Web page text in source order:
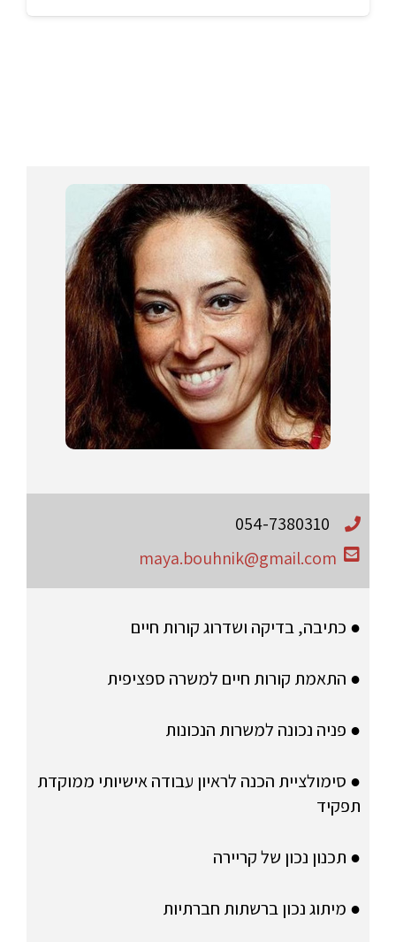
054-7380310
maya.bouhnik@gmail.com
● כתיבה, בדיקה ושדרוג קורות חיים
● התאמת קורות חיים למשרה ספציפית
● פניה נכונה למשרות הנכונות
● סימולציית הכנה לראיון עבודה אישיותי ממוקדת
תפקיד
● תכנון נכון של קריירה
● מיתוג נכון ברשתות חברתיות